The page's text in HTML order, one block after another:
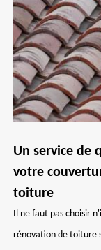
Un service de
votre
toiture
Il ne faut pas choisir
rénovation de toiture